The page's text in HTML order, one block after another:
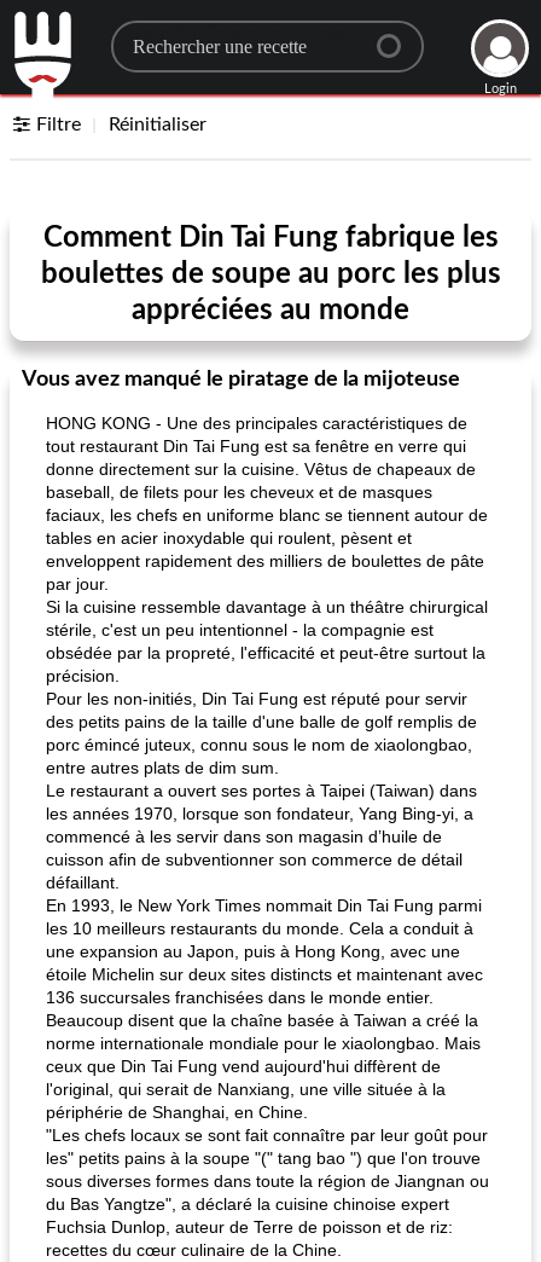
Search for a recipe
Login
Filtre Réinitialiser
Comment Din Tai Fung fabrique les
boulettes de soupe au porc les plus
appréciées au monde
Vous avez manqué le piratage de la mijoteuse
HONG KONG - Une des principales caractéristiques de
tout restaurant Din Tai Fung est sa fenêtre en verre qui
donne directement sur la cuisine. Vêtus de chapeaux de
baseball, de filets pour les cheveux et de masques
faciaux, les chefs en uniforme blanc se tiennent autour de
tables en acier inoxydable qui roulent, pèsent et
enveloppent rapidement des milliers de boulettes de pâte
par jour.
Si la cuisine ressemble davantage à un théâtre chirurgical
stérile, c'est un peu intentionnel - la compagnie est
obsédée par la propreté, l'efficacité et peut-être surtout la
précision.
Pour les non-initiés, Din Tai Fung est réputé pour servir
des petits pains de la taille d'une balle de golf remplis de
porc émincé juteux, connu sous le nom de xiaolongbao,
entre autres plats de dim sum.
Le restaurant a ouvert ses portes à Taipei (Taiwan) dans
les années 1970, lorsque son fondateur, Yang Bing-yi, a
commencé à les servir dans son magasin d’huile de
cuisson afin de subventionner son commerce de détail
défaillant.
En 1993, le New York Times nommait Din Tai Fung parmi
les 10 meilleurs restaurants du monde. Cela a conduit à
une expansion au Japon, puis à Hong Kong, avec une
étoile Michelin sur deux sites distincts et maintenant avec
136 succursales franchisées dans le monde entier.
Beaucoup disent que la chaîne basée à Taiwan a créé la
norme internationale mondiale pour le xiaolongbao. Mais
ceux que Din Tai Fung vend aujourd'hui diffèrent de
l'original, qui serait de Nanxiang, une ville située à la
périphérie de Shanghai, en Chine.
"Les chefs locaux se sont fait connaître par leur goût pour
les" petits pains à la soupe "(" tang bao ") que l'on trouve
sous diverses formes dans toute la région de Jiangnan ou
du Bas Yangtze", a déclaré la cuisine chinoise expert
Fuchsia Dunlop, auteur de Terre de poisson et de riz:
recettes du cœur culinaire de la Chine.